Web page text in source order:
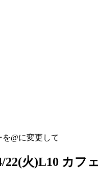
@に変更して
火)L10 カフ